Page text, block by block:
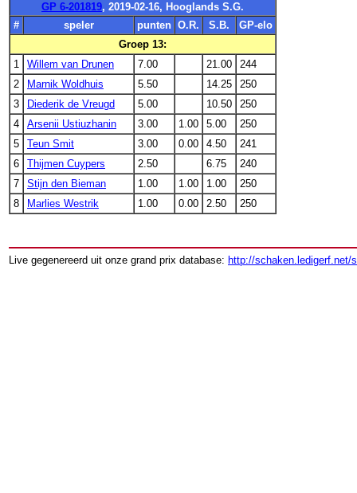
GP 6-201819, 2019-02-16, Hooglands S.G.
#
speler punten O.R. S.B.
GP-elo
Groep 13:
1
Willem van Drunen 7.00 21.00
244
2
Marnik Woldhuis 5.50 14.25
250
3
Diederik de Vreugd 5.00 10.50
250
4
Arsenii Ustiuzhanin 3.00 1.00 5.00
250
5
Teun Smit 3.00 0.00 4.50
241
6
Thijmen Cuypers 2.50 6.75
240
7
Stijn den Bieman 1.00 1.00 1.00
250
8
Marlies Westrik 1.00 0.00 2.50 250
Live gegenereerd uit onze grand prix database: http://schaken.ledigerf.net/